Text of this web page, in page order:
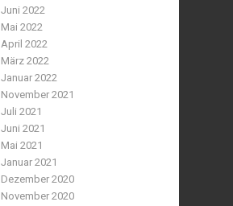
Juni 2022
Mai 2022
April 2022
März 2022
Januar 2022
November 2021
Juli 2021
Juni 2021
Mai 2021
Januar 2021
Dezember 2020
November 2020